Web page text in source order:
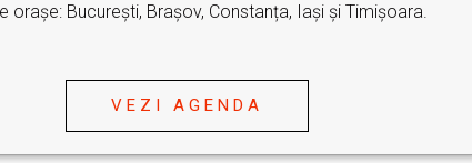
orașe: București, Brașov, Constanța, Iași și Timișoara.
VEZI AGENDA